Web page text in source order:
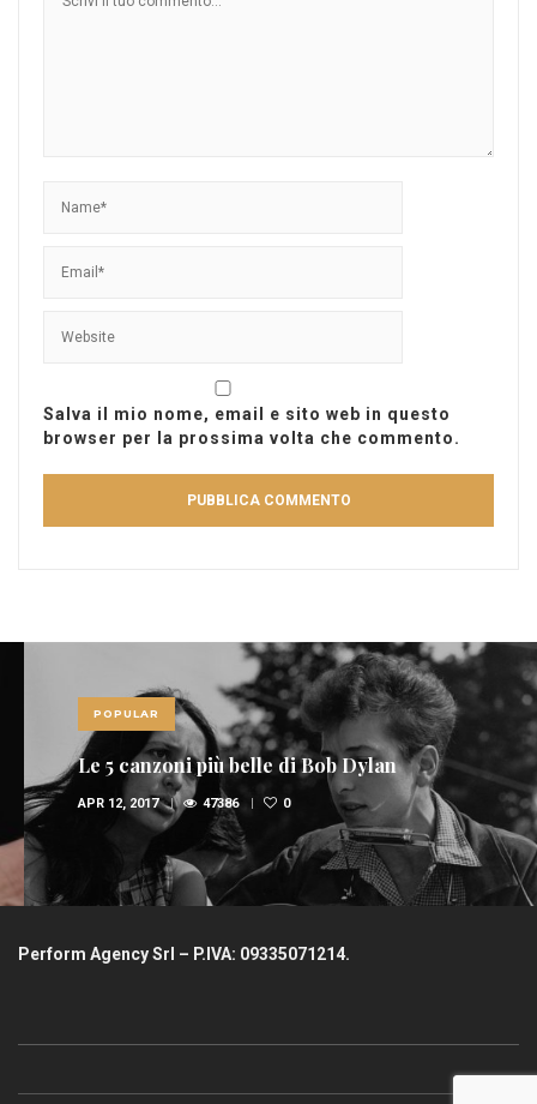
Salva il mio nome, email e sito web in questo
browser per la prossima volta che commento.
POPULAR
Le 5 canzoni più belle di Bob Dylan
APR 12, 2017 47386 0
Perform Agency Srl – P.IVA: 09335071214.